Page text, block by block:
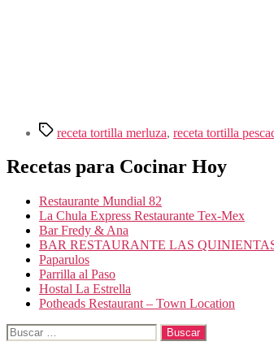
Etiquetas
receta tortilla merluza, receta tortilla
Recetas para Cocinar Hoy
Restaurante Mundial 82
La Chula Express Restaurante Tex-Mex
Bar Fredy & Ana
BAR RESTAURANTE LAS
Paparulos
Parrilla al Paso
Hostal La Estrella
Potheads Restaurant – Town Location
Buscar: